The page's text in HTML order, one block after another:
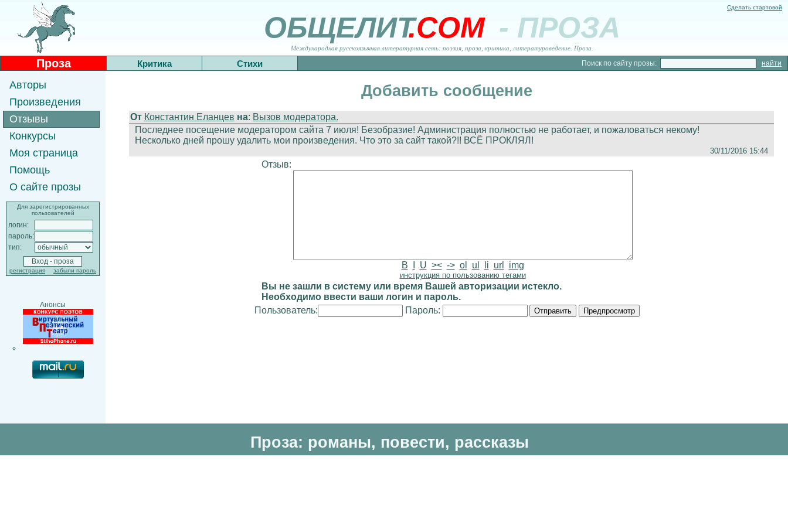
Сделать стартовой
ОБЩЕЛИТ.COM - ПРОЗА
Международная русскоязычная литературная сеть: поэзия, проза, критика, литературоведение. Проза.
Проза Критика Стихи Поиск по сайту прозы:
Авторы
Произведения
Отзывы
Конкурсы
Моя страница
Помощь
О сайте прозы
Для зарегистрированных
пользователей
логин:
пароль:
тип:
регистрация забыли пароль
Анонсы
Добавить сообщение
От Константин Еланцев на: Вызов модератора.
Последнее посещение модератором сайта 7 июля! Безобразие! Администрация полностью не работает, и пожаловаться некому!
Несколько дней прошу удалить мои произведения. Что это за сайт такой?!! ВСЁ ПРОКЛЯЛ!
30/11/2016 15:44
Отзыв:
B U >< -> ol ul li url img
инструкция по пользованию тегами
Вы не зашли в систему или время Вашей авторизации истекло.
Необходимо ввести ваши логин и пароль.
Пользователь:
Пароль:
Проза: романы, повести, рассказы